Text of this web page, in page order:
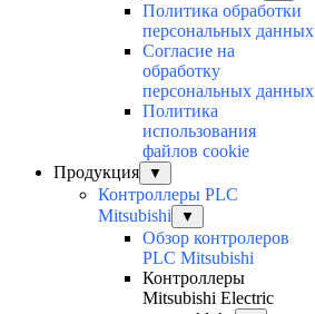
Политика обработки
персональных данных
Согласие на
обработку
персональных данных
Политика
использования
файлов cookie
Продукция
▼
Контроллеры PLC
Mitsubishi
▼
Обзор контролеров
PLC Mitsubishi
Контроллеры
Mitsubishi Electric